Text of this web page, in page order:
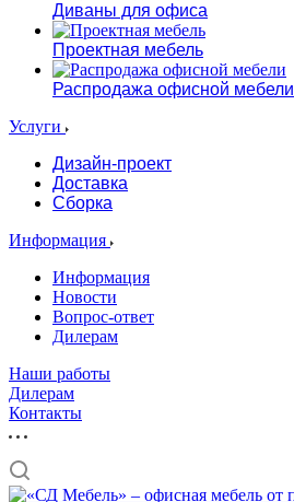
Диваны для офиса
Проектная мебель
Распродажа офисной мебели
Услуги
Дизайн-проект
Доставка
Сборка
Информация
Информация
Новости
Вопрос-ответ
Дилерам
Наши работы
Дилерам
Контакты